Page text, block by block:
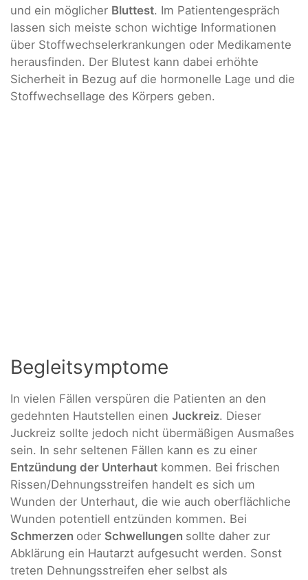
und ein möglicher Bluttest. Im Patientengespräch
lassen sich meiste schon wichtige Informationen
über Stoffwechselerkrankungen oder Medikamente
herausfinden. Der Blutest kann dabei erhöhte
Sicherheit in Bezug auf die hormonelle Lage und die
Stoffwechsellage des Körpers geben.
Begleitsymptome
In vielen Fällen verspüren die Patienten an den
gedehnten Hautstellen einen Juckreiz. Dieser
Juckreiz sollte jedoch nicht übermäßigen Ausmaßes
sein. In sehr seltenen Fällen kann es zu einer
Entzündung der Unterhaut kommen. Bei frischen
Rissen/Dehnungsstreifen handelt es sich um
Wunden der Unterhaut, die wie auch oberflächliche
Wunden potentiell entzünden kommen. Bei
Schmerzen oder Schwellungen sollte daher zur
Abklärung ein Hautarzt aufgesucht werden. Sonst
treten Dehnungsstreifen eher selbst als